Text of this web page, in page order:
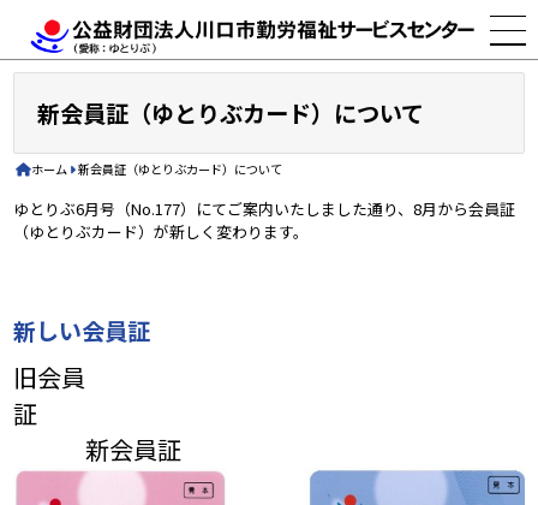
新会員証（ゆとりぶカード）について
ホーム 新会員証（ゆとりぶカード）について
ゆとりぶ6月号（No.177）にてご案内いたしました通り、8月から会員証
（ゆとりぶカード）が新しく変わります。
新しい会員証
旧会員
証
新会員証